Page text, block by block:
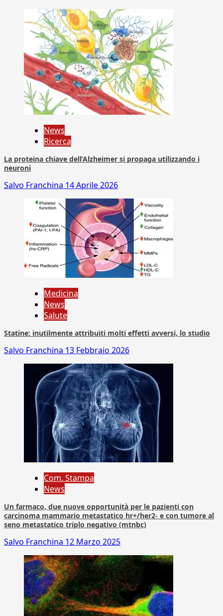
News
Ricerca
La proteina chiave dell’Alzheimer si propaga utilizzando i
neuroni
Salvo Franchina 14 Aprile 2026
Medicina
News
Salute
Statine: inutilmente attribuiti molti effetti avversi, lo studio
Salvo Franchina 13 Febbraio 2026
Com. Stampa
News
Un farmaco, due nuove opportunità per le pazienti con
carcinoma mammario metastatico hr+/her2- e con tumore al
seno metastatico triplo negativo (mtnbc)
Salvo Franchina 12 Marzo 2025